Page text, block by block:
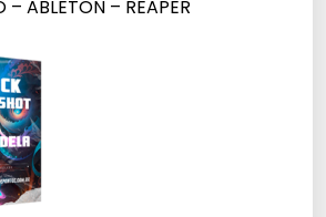
– ABLETON – REAPER